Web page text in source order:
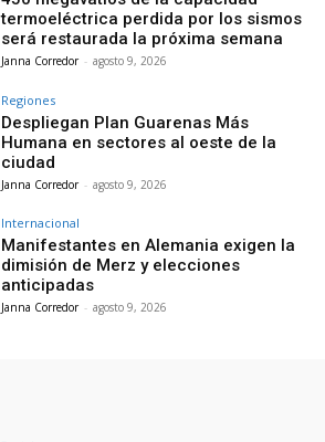
termoeléctrica perdida por los sismos
será restaurada la próxima semana
Janna Corredor - agosto 9, 2026
Regiones
Despliegan Plan Guarenas Más
Humana en sectores al oeste de la
ciudad
Janna Corredor - agosto 9, 2026
Internacional
Manifestantes en Alemania exigen la
dimisión de Merz y elecciones
anticipadas
Janna Corredor - agosto 9, 2026